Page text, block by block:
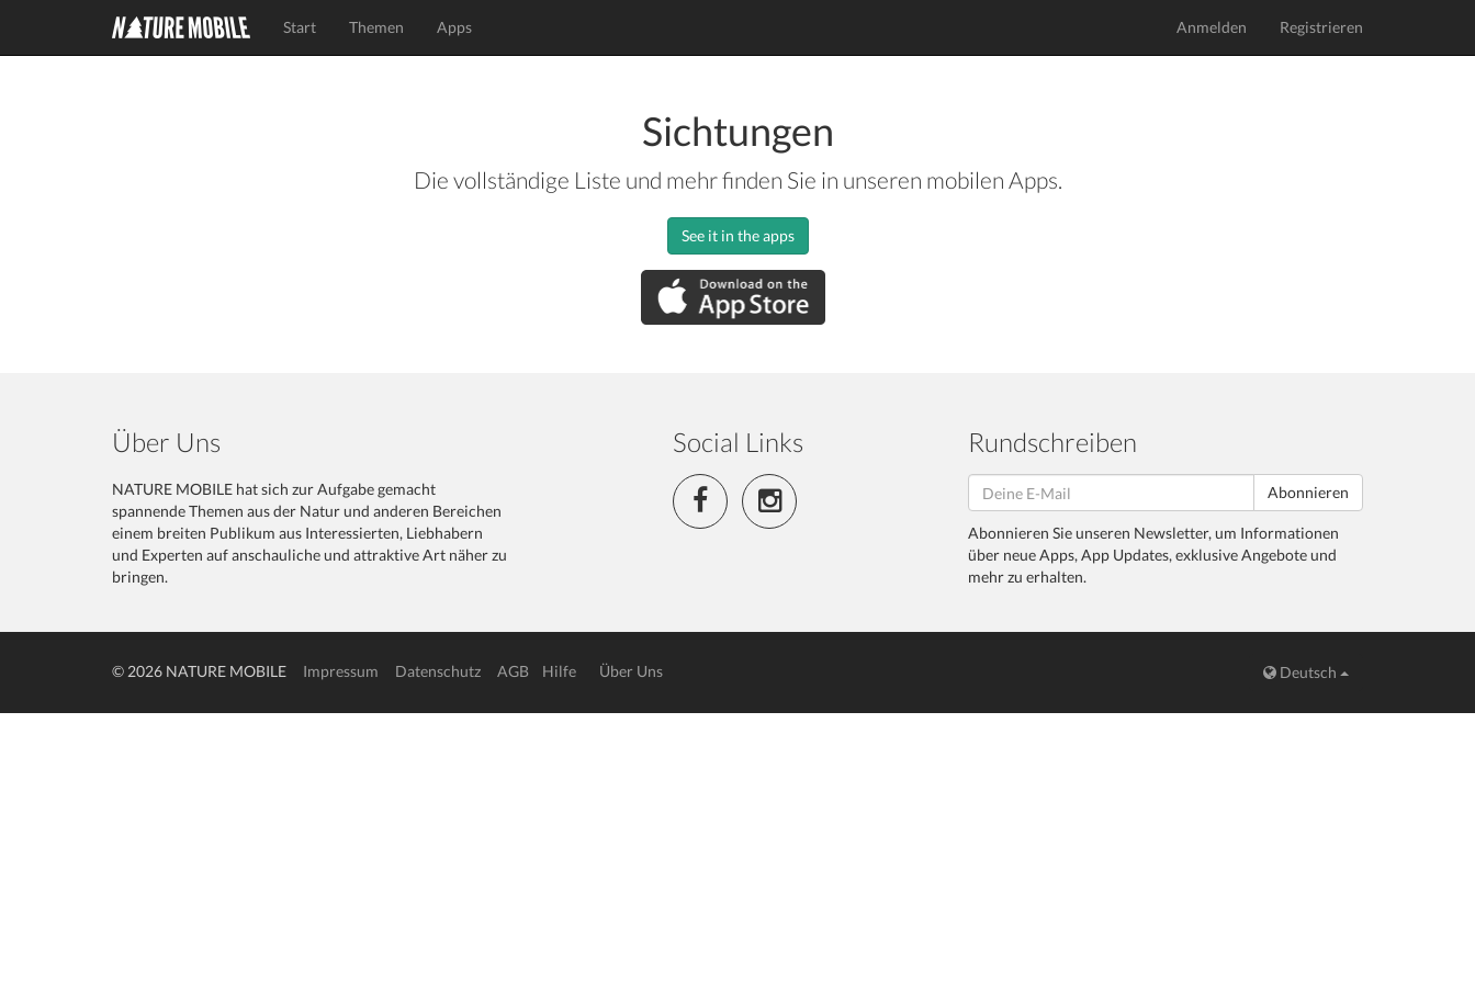
Start Themen Apps Anmelden Registrieren
Sichtungen
Die vollständige Liste und mehr finden Sie in unseren mobilen Apps.
See it in the apps
Über Uns
NATURE MOBILE hat sich zur Aufgabe gemacht
spannende Themen aus der Natur und anderen Bereichen
einem breiten Publikum aus Interessierten, Liebhabern
und Experten auf anschauliche und attraktive Art näher zu
bringen.
Social Links Rundschreiben
Abonnieren
Abonnieren Sie unseren Newsletter, um Informationen
über neue Apps, App Updates, exklusive Angebote und
mehr zu erhalten.
© 2026 NATURE MOBILE Impressum Datenschutz AGB Hilfe Über Uns Deutsch